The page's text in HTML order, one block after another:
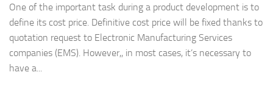
One of the important task during a product development is to
define its cost price. Definitive cost price will be fixed thanks to
quotation request to Electronic Manufacturing Services
companies (EMS). However,, in most cases, it’s necessary to
have a...